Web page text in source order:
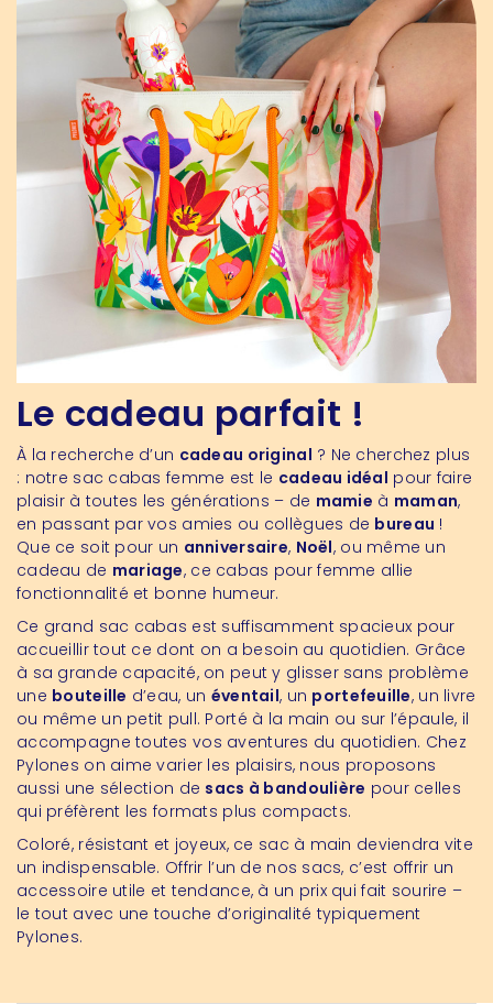
Le cadeau parfait !
À la recherche d’un cadeau original ? Ne cherchez plus
: notre sac cabas femme est le cadeau idéal pour faire
plaisir à toutes les générations – de mamie à maman,
en passant par vos amies ou collègues de bureau !
Que ce soit pour un anniversaire, Noël, ou même un
cadeau de mariage, ce cabas pour femme allie
fonctionnalité et bonne humeur.
Ce grand sac cabas est suffisamment spacieux pour
accueillir tout ce dont on a besoin au quotidien. Grâce
à sa grande capacité, on peut y glisser sans problème
une bouteille d’eau, un éventail, un portefeuille, un livre
ou même un petit pull. Porté à la main ou sur l’épaule, il
accompagne toutes vos aventures du quotidien. Chez
Pylones on aime varier les plaisirs, nous proposons
aussi une sélection de sacs à bandoulière pour celles
qui préfèrent les formats plus compacts.
Coloré, résistant et joyeux, ce sac à main deviendra vite
un indispensable. Offrir l’un de nos sacs, c’est offrir un
accessoire utile et tendance, à un prix qui fait sourire –
le tout avec une touche d’originalité typiquement
Pylones.